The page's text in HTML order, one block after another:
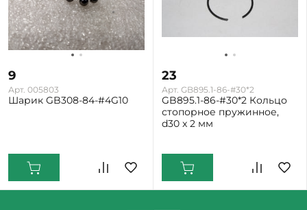
9
Арт. 005803
Шарик GB308-84-#4G10
23
Арт. GB895.1-86-#30*2
GB895.1-86-#30*2 Кольцо
стопорное пружинное,
d30 x 2 мм